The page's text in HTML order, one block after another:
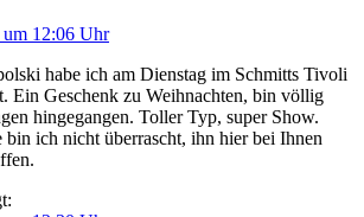
12:06 Uhr
habe ich am Dienstag im Schmitts Tivoli
Ein Geschenk zu Weihnachten, bin völlig
hingegangen. Toller Typ, super Show.
ich nicht überrascht, ihn hier bei Ihnen